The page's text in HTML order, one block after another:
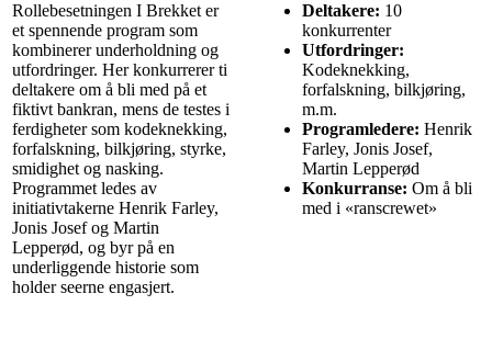
Rollebesetningen I Brekket er
et spennende program som
kombinerer underholdning og
utfordringer. Her konkurrerer ti
deltakere om å bli med på et
fiktivt bankran, mens de testes i
ferdigheter som kodeknekking,
forfalskning, bilkjøring, styrke,
smidighet og nasking.
Programmet ledes av
initiativtakerne Henrik Farley,
Jonis Josef og Martin
Lepperød, og byr på en
underliggende historie som
holder seerne engasjert.
Deltakere: 10
konkurrenter
Utfordringer:
Kodeknekking,
forfalskning, bilkjøring,
m.m.
Programledere: Henrik
Farley, Jonis Josef,
Martin Lepperød
Konkurranse: Om å bli
med i «ranscrewet»